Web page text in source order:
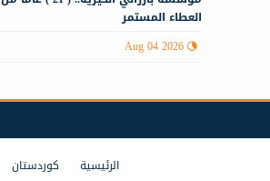
العطاء المستمر
Aug 04 2026
الرئيسية كوردستان